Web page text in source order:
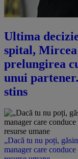
Ultima
spital,
prelungirea
unui
stins
„Dacă tu nu poți,
manager care